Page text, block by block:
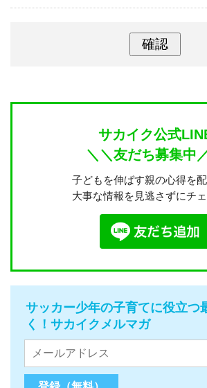
サカイク公式
＼＼友だち募集中
子どもを伸ばす親の心得を配
大事な情報を見逃さずにチェ
サッカー少年の子育てに役立つ
く！サカイクメルマガ